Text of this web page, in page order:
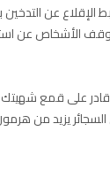
الإقلاع عن
الأشخاص عن
قادر على قمع
السجائر يزيد من